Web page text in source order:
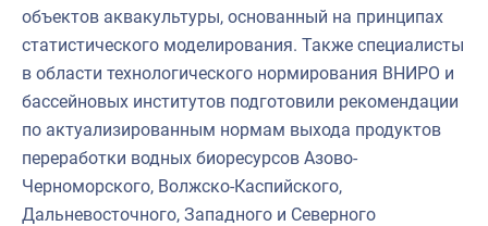
объектов аквакультуры, основанный на принципах
статистического моделирования. Также специалисты
в области технологического нормирования ВНИРО и
бассейновых институтов подготовили рекомендации
по актуализированным нормам выхода продуктов
переработки водных биоресурсов Азово-
Черноморского, Волжско-Каспийского,
Дальневосточного, Западного и Северного